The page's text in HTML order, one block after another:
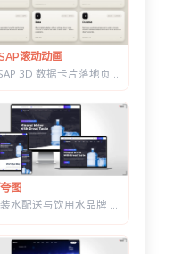
滚动动画
图